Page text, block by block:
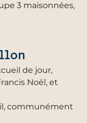
3 maisonnées,
de jour,
Noël, et
communément